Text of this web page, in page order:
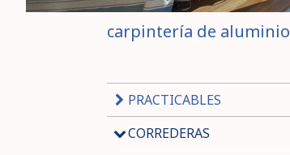
carpintería de aluminio
PRACTICABLES
CORREDERAS